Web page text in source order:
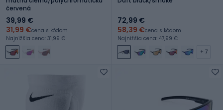
červená
39,99 €
31,99 €cena s kódom
Najnižšia cena: 31,99 €
72,99 €
58,39 €cena s kódom
Najnižšia cena: 47,99 €
+ 7